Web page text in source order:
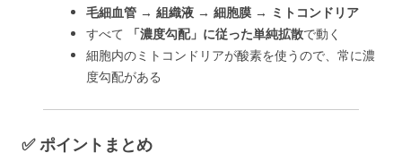
毛細血管 → 組織液 → 細胞膜 → ミトコンドリア
すべて
「濃度勾配」に従った単純拡散で動く
細胞内のミトコンドリアが酸素を使うので、常に濃
度勾配がある
✅ ポイントまとめ